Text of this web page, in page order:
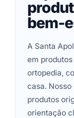
bem-
A Santa
em
ortopedia,
casa.
produtos
orientação